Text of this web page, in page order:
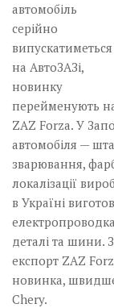
автомобіль
серійно
випускатиметься
на АвтоЗАЗі,
новинку
перейменують
ZAZ Forza. У
автомобіля —
зварювання,
локалізації
в Україні
деталі та шини.
експорт ZAZ
новинка, швидше
Chery.